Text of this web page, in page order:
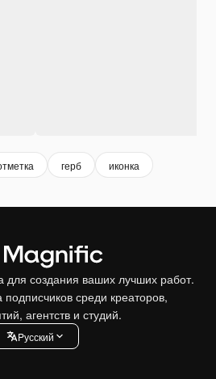
герб иконка
для создания ваших лучших работ.
среди креаторов,
агентств и студий.
Pусский